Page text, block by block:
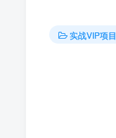
实战VIP项目